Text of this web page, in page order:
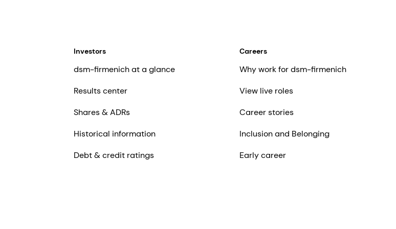
Investors
dsm-firmenich at a glance
Results center
Shares & ADRs
Historical information
Debt & credit ratings
Careers
Why work for dsm-firmenich
View live roles
Career stories
Inclusion and Belonging
Early career